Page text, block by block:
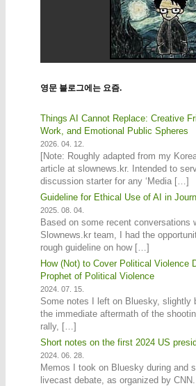
영문 블로그에는 요즘.
Things AI Cannot Replace: Creative
Work, and Emotional Public Spheres
2026. 04. 12.
[Note: Roughly adapted from my
article at slownews.kr. Intended to
discussion starter for any ‘Media […]
Guideline for Ethical Use of AI in
2025. 08. 04.
Based on some recent conversations
Slownews.kr team, I had the
rough guideline on how […]
How (Not) to Cover Political Violence
Prophet of Political Violence
2024. 07. 15.
Some notes I left on Bluesky, slightly
the immediate aftermath of the
rally, […]
Short notes on the first 2024 US
2024. 06. 28.
Memos I took on Bluesky during and
livecast debate, as organized by